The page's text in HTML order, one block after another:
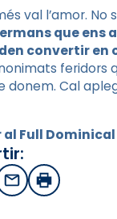
val l’amor. No
que ens
convertir
feridors
Cal
Full Dominical
EmailImprimir